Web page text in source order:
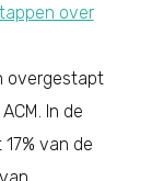
over
overgestapt
In de
van de